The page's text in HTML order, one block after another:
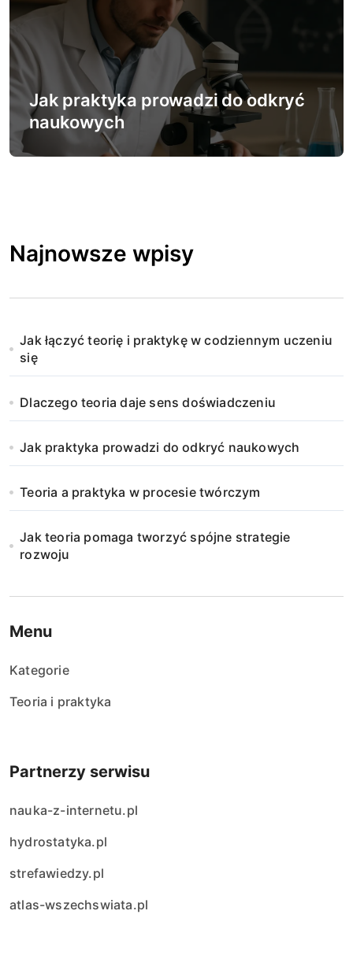
Jak praktyka prowadzi do odkryć
naukowych
Najnowsze wpisy
Jak łączyć teorię i praktykę w codziennym uczeniu
się
Dlaczego teoria daje sens doświadczeniu
Jak praktyka prowadzi do odkryć naukowych
Teoria a praktyka w procesie twórczym
Jak teoria pomaga tworzyć spójne strategie
rozwoju
Menu
Kategorie
Teoria i praktyka
Partnerzy serwisu
nauka-z-internetu.pl
hydrostatyka.pl
strefawiedzy.pl
atlas-wszechswiata.pl